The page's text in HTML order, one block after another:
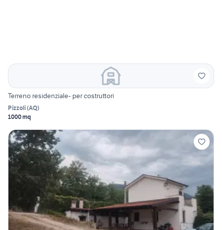
Terreno residenziale- per costruttori
Pizzoli(AQ)
1000 mq